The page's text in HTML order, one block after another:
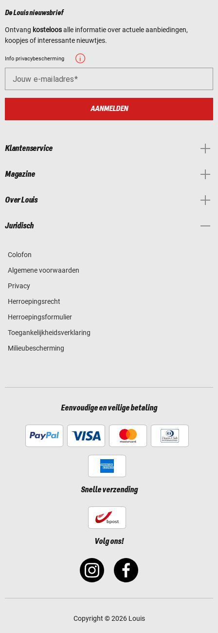
De Louis nieuwsbrief
Ontvang kosteloosalle informatie over actuele aanbiedingen,
koopjes of interessante nieuwtjes.
Info privacybescherming
Jouw e-mailadres
AANMELDEN
Klantenservice
Magazine
Over Louis
Juridisch
Colofon
Algemene voorwaarden
Privacy
Herroepingsrecht
Herroepingsformulier
Toegankelijkheidsverklaring
Milieubescherming
Eenvoudige en veilige betaling
Snelle verzending
Volg ons!
Copyright © 2026 Louis